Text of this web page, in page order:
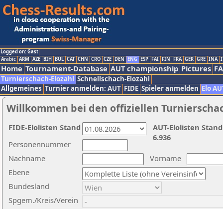
Logged on: Gast
Arabic ARM AZE BIH BUL CAT CHN CRO CZE DEN ENG ESP FAI FIN FRA GER GRE INA
Home Tournament-Database AUT championship Pictures
Turnierschach-Elozahl Schnellschach-Elozahl
Allgemeines Turnier anmelden: AUT FIDE Spieler anmelden Elo
Willkommen bei den offiziellen
Nachname
Vorname
Ebene
Personennummer
Bundesland
Spgem./Kreis/Verein
AUT-Elolisten
6.936
FIDE-Elolisten Stand